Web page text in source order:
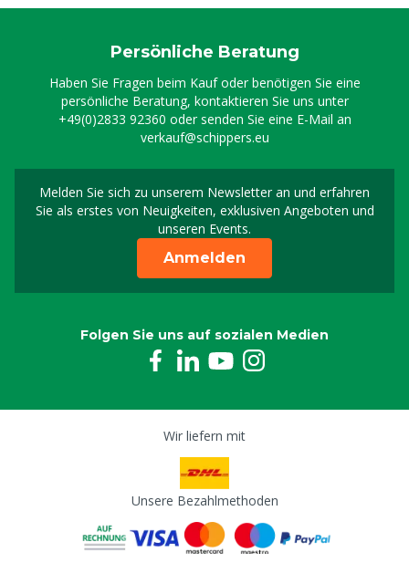
Persönliche Beratung
Haben Sie Fragen beim Kauf oder benötigen Sie eine
persönliche Beratung, kontaktieren Sie uns unter
+49(0)2833 92360 oder senden Sie eine E-Mail an
verkauf@schippers.eu
Melden Sie sich zu unserem Newsletter an und erfahren
Sie als erstes von Neuigkeiten, exklusiven Angeboten und
unseren Events.
Melden Sie sich für
Anmelden
Folgen Sie uns auf sozialen Medien
Wir liefern mit
Unsere Bezahlmethoden